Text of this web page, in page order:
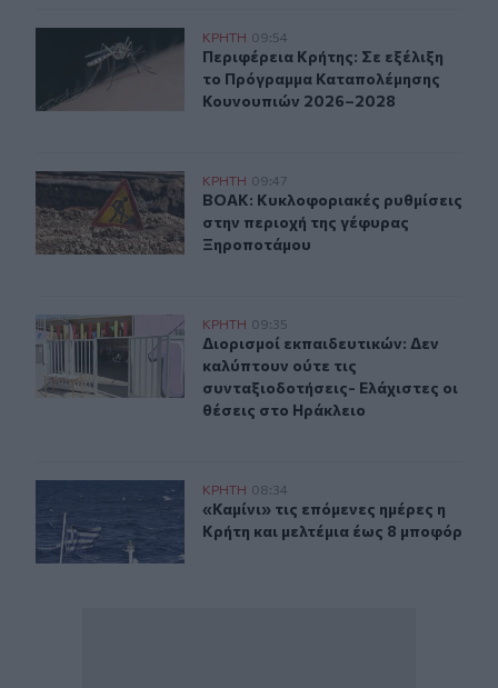
Περιφέρεια Κρήτης: Σε εξέλιξη το Πρόγραμμα
ΚΡΗΤΗ 09:54
Περιφέρεια Κρήτης: Σε εξέλιξη
Περιφέρεια Κρήτης: Σε εξέλιξη
το Πρόγραμμα Καταπολέμησης
Κουνουπιών 2026–2028
ΒΟΑΚ: Κυκλοφοριακές ρυθμίσεις στην περιοχή της
ΚΡΗΤΗ 09:47
ΒΟΑΚ: Κυκλοφοριακές ρυθμίσεις
ΒΟΑΚ: Κυκλοφοριακές ρυθμίσεις
στην περιοχή της γέφυρας
Ξηροποτάμου
Διορισμοί εκπαιδευτικών: Δεν καλύπτουν ούτε τις
ΚΡΗΤΗ 09:35
Διορισμοί εκπαιδευτικών: Δεν
Διορισμοί εκπαιδευτικών: Δεν
καλύπτουν ούτε τις
συνταξιοδοτήσεις- Ελάχιστες οι
θέσεις στο Ηράκλειο
Καιρός: «Καμίνι» τις επόμενες ημέρες η Κρήτη και
ΚΡΗΤΗ 08:34
«Καμίνι» τις επόμενες ημέρες η
«Καμίνι» τις επόμενες ημέρες η
Κρήτη και μελτέμια έως 8 μποφόρ